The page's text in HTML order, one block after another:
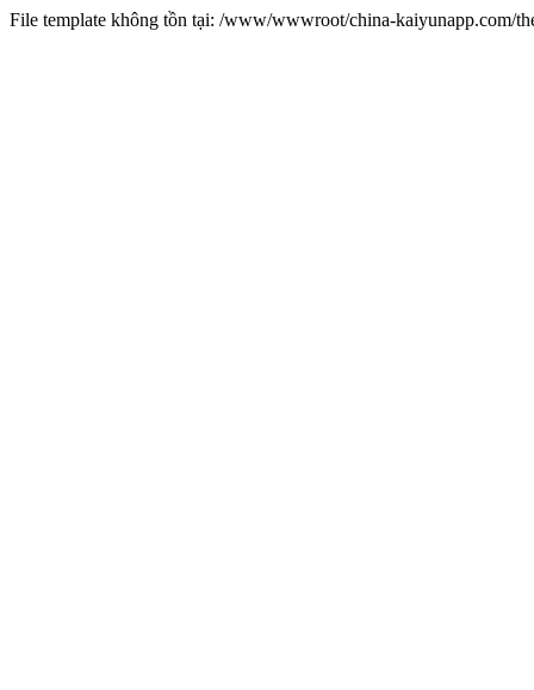
File template không tồn tại: /www/wwwroot/china-kaiyunapp.com/